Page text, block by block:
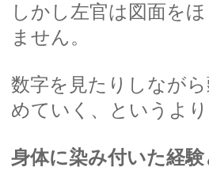
しかし左官は図面を
ません。
数字を見たりしなが
めていく、というより
身体に染み付いた経